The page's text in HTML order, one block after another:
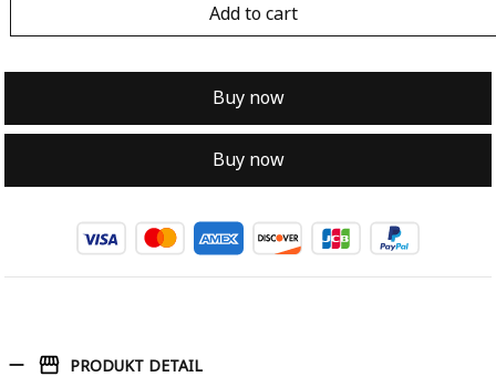
Add to cart
Buy now
Buy now
PRODUKT DETAIL